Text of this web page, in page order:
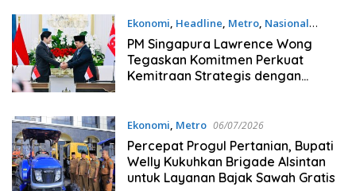
Ekonomi, Headline, Metro, Nasional
06/07/2026
PM Singapura Lawrence Wong
Tegaskan Komitmen Perkuat
Kemitraan Strategis dengan
Ekonomi, Metro 06/07/2026
Percepat Progul Pertanian, Bupati
Welly Kukuhkan Brigade Alsintan
untuk Layanan Bajak Sawah Gratis